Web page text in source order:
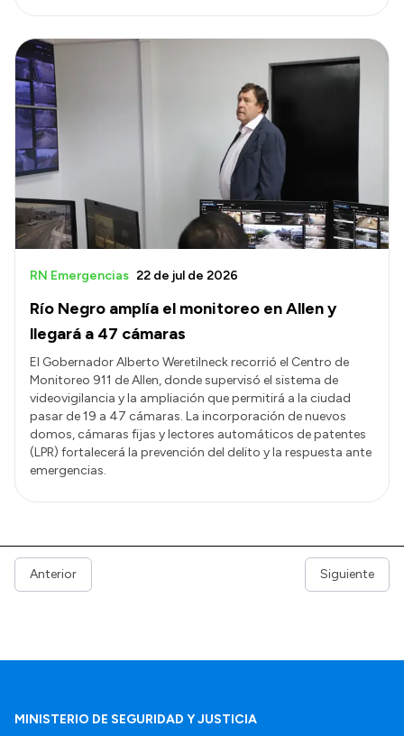
Río Negro amplía el monitoreo en Allen y
llegará a 47 cámaras
RN Emergencias 22 de jul de 2026
El Gobernador Alberto Weretilneck recorrió el Centro de
Monitoreo 911 de Allen, donde supervisó el sistema de
videovigilancia y la ampliación que permitirá a la ciudad
pasar de 19 a 47 cámaras. La incorporación de nuevos
domos, cámaras fijas y lectores automáticos de patentes
(LPR) fortalecerá la prevención del delito y la respuesta ante
emergencias.
Anterior Siguiente
MINISTERIO DE SEGURIDAD Y JUSTICIA